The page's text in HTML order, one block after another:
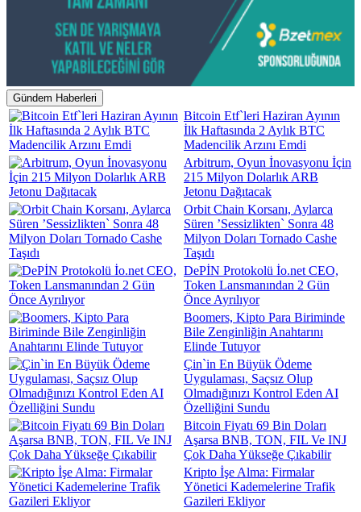
Gündem Haberleri
Bitcoin Etf`leri Haziran Ayının
İlk Haftasında 2 Aylık BTC
Madencilik Arzını Emdi
Arbitrum, Oyun İnovasyonu İçin
215 Milyon Dolarlık ARB
Jetonu Dağıtacak
Orbit Chain Korsanı, Aylarca
Süren ’Sessizlikten` Sonra 48
Milyon Doları Tornado Cashe
Taşıdı
DePİN Protokolü İo.net CEO,
Token Lansmanından 2 Gün
Önce Ayrılıyor
Boomers, Kipto Para Biriminde
Bile Zenginliğin Anahtarını
Elinde Tutuyor
Çin`in En Büyük Ödeme
Uygulaması, Saçsız Olup
Olmadığınızı Kontrol Eden AI
Özelliğini Sundu
Bitcoin Fiyatı 69 Bin Doları
Aşarsa BNB, TON, FIL Ve INJ
Çok Daha Yükseğe Çıkabilir
Kripto İşe Alma: Firmalar
Yönetici Kademelerine Trafik
Gazileri Ekliyor